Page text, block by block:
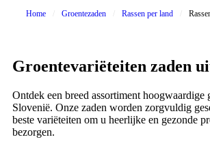
Home Groentezaden Rassen per land
Groentevariëteiten zaden
Ontdek een breed assortiment hoogwaardige
Slovenië. Onze zaden worden zorgvuldig
beste variëteiten om u heerlijke en gezonde
bezorgen.